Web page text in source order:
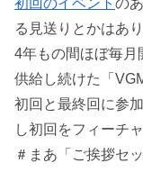
初回のイベント の
る見送りとかはあ
4年もの間ほぼ毎月
供給し続けた「
初回と最終回に参
し初回をフィーチ
＃まあ「ご挨拶セ